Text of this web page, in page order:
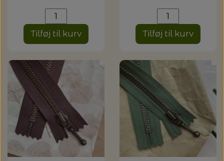
Tilføj til kurv Tilføj til kurv